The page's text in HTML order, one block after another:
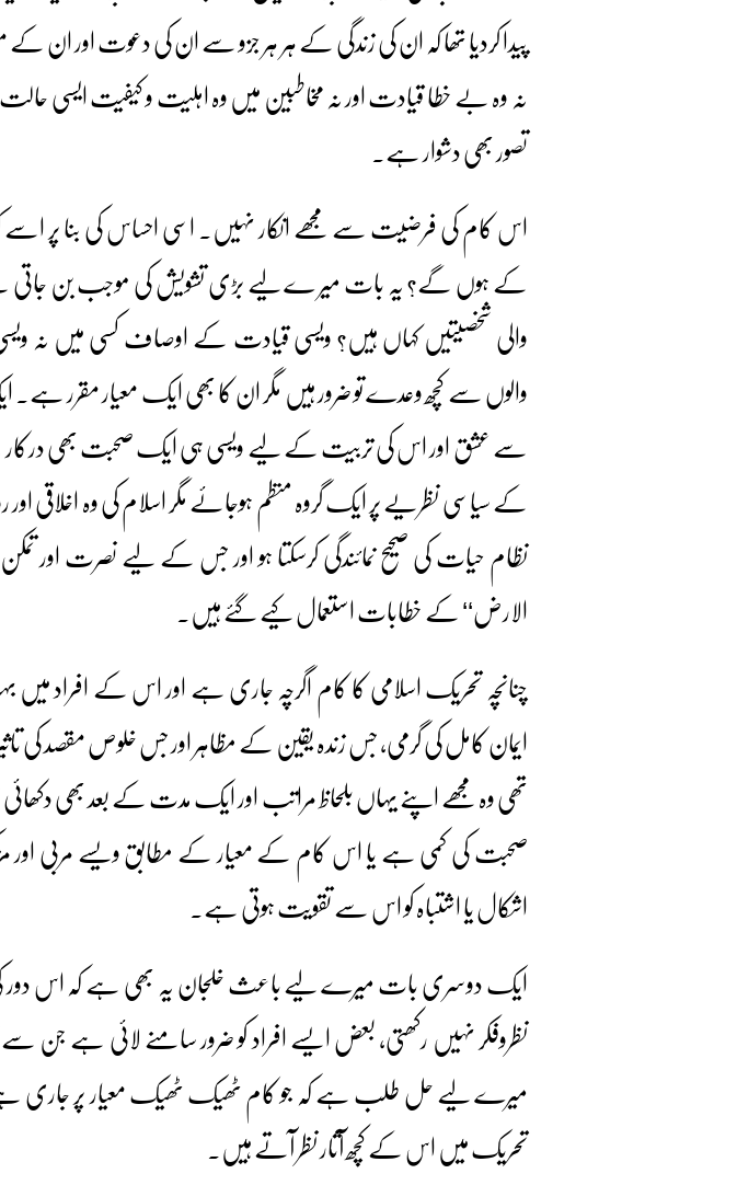
پیدا کردیا تھا کہ ان کی زندگی کے ہر ہر جزو سے ان کی دعوت اور ان
نہ وہ بے خطا قیادت اور نہ مخاطبین میں وہ اہلیت و کیفیت ایسی
تصور بھی دشوار ہے۔
اس کام کی فرضیت سے مجھے انکار نہیں۔ اسی احساس کی بنا پر
کے ہوں گے؟ یہ بات میر ے لیے بڑی تشویش کی موجب بن جاتی
والی شخصیتیں کہاں ہیں؟ ویسی قیادت کے اوصاف کسی میں نہ
والوں سے کچھ وعدے تو ضرور ہیں مگر ان کا بھی ایک معیار مقرر
سے عشق اور اس کی تربیت کے لیے ویسی ہی ایک صحبت بھی درکار
کے سیاسی نظریے پر ایک گروہ منظم ہوجائے مگر اسلام کی وہ اخلاقی
نظام حیات کی صحیح نمائندگی کرسکتا ہو اور جس کے لیے نصرت اور
الارض‘‘ کے خطابات استعمال کیے گئے ہیں۔
چنانچہ تحریک اسلامی کا کام اگرچہ جاری ہے اور اس کے افراد میں
ایمان کامل کی گرمی، جس زندہ یقین کے مظاہر اور جس خلوص مقصد کی
تھی وہ مجھے اپنے یہاں بلحاظ مراتب اور ایک مدت کے بعد بھی دکھائی
صحبت کی کمی ہے یا اس کام کے معیار کے مطابق ویسے مربی اور
اشکال یا اشتباہ کو اس سے تقویت ہوتی ہے۔
ایک دوسری بات میرے لیے باعث خلجان یہ بھی ہے کہ اس دور
نظروفکر نہیں رکھتی، بعض ایسے افراد کو ضرور سامنے لائی ہے جن
میرے لیے حل طلب ہے کہ جو کام ٹھیک ٹھیک معیار پر جاری
تحریک میں اس کے کچھ آثار نظر آتے ہیں۔